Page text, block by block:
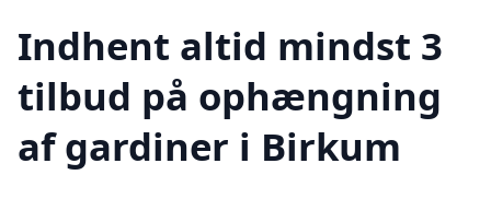
Indhent altid mindst 3
tilbud på ophængning
af gardiner i Birkum